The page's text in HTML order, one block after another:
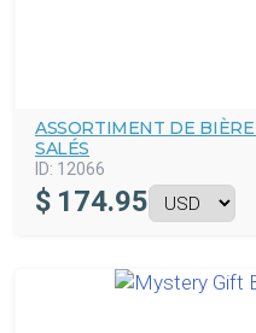
ASSORTIMENT DE
SALÉS
ID: 12066
$ 174.95